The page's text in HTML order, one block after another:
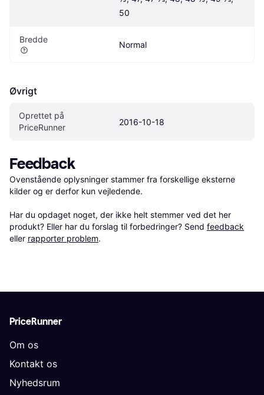
50
Bredde
Normal
Øvrigt
Oprettet på
PriceRunner
2016-10-18
Feedback
Ovenstående oplysninger stammer fra forskellige eksterne
kilder og er derfor kun vejledende.
Har du opdaget noget, der ikke helt stemmer ved det her
produkt? Eller har du forslag til forbedringer? Send feedback
eller rapporter problem.
PriceRunner
Om os
Kontakt os
Nyhedsrum